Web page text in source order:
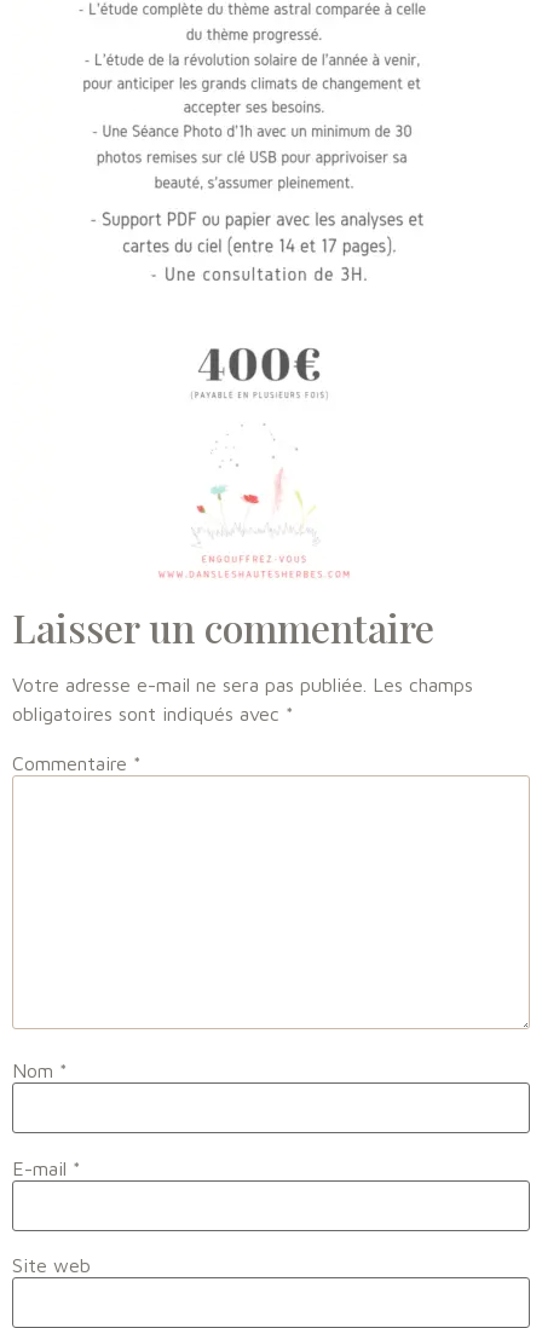
Laisser un commentaire
Votre adresse e-mail ne sera pas publiée. Les champs
obligatoires sont indiqués avec *
Commentaire *
Nom *
E-mail *
Site web